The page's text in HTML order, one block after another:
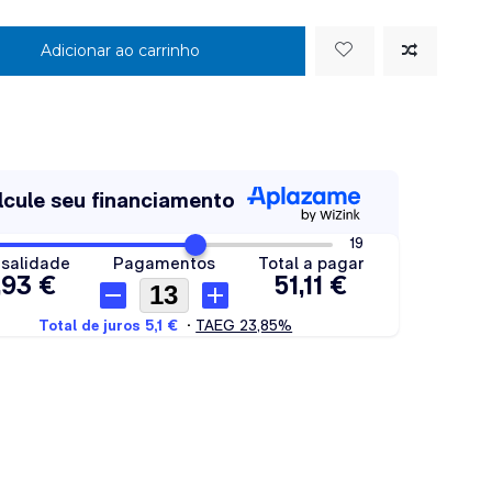
Adicionar ao carrinho